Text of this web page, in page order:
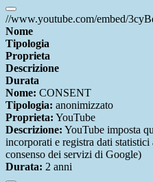
//www.youtube.com/embed/
Nome
Tipologia
Proprieta
Descrizione
Durata
Nome: CONSENT
Tipologia: anonimizzato
Proprieta: YouTube
Descrizione: YouTube imposta
incorporati e registra dati
consenso dei servizi di Google)
Durata: 2 anni